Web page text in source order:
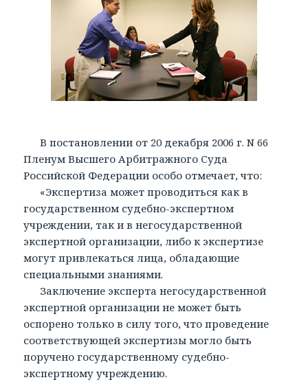
В постановлении от 20 декабря 2006 г. N 66
Пленум Высшего Арбитражного Суда
Российской Федерации особо отмечает, что:
«Экспертиза может проводиться как в
государственном судебно-экспертном
учреждении, так и в негосударственной
экспертной организации, либо к экспертизе
могут привлекаться лица, обладающие
специальными знаниями.
Заключение эксперта негосударственной
экспертной организации не может быть
оспорено только в силу того, что проведение
соответствующей экспертизы могло быть
поручено государственному судебно-
экспертному учреждению.